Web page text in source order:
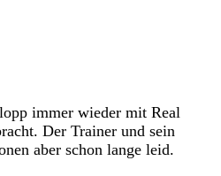
immer wieder mit Real
Der Trainer und sein
aber schon lange leid.